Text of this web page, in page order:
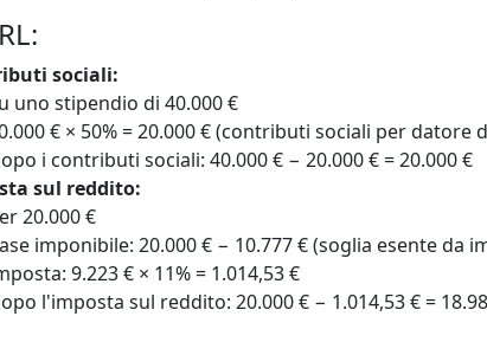
sociali:
uno stipendio di 40.000 €
€ × 50% = 20.000 € (contributi sociali per datore
i contributi sociali: 40.000 € − 20.000 € = 20.000 €
sul reddito:
20.000 €
imponibile: 20.000 € − 10.777 € (soglia esente da
9.223 € × 11% = 1.014,53 €
l'imposta sul reddito: 20.000 € − 1.014,53 € =